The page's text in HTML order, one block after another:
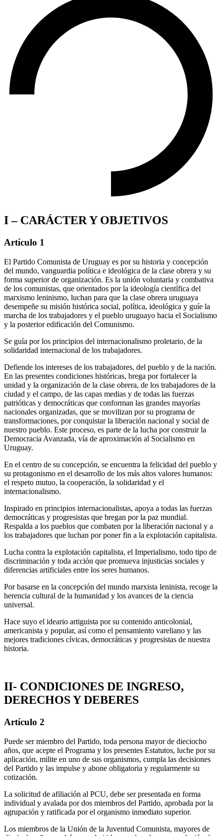
I – CARÁCTER Y OBJETIVOS
Artículo 1
El Partido Comunista de Uruguay es por su historia y concepción
del mundo, vanguardia política e ideológica de la clase obrera y su
forma superior de organización. Es la unión voluntaria y combativa
de los comunistas, que orientados por la ideología científica del
marxismo leninismo, luchan para que la clase obrera uruguaya
desempeñe su misión histórica social, política, ideológica y guíe la
marcha de los trabajadores y el pueblo uruguayo hacia el Socialismo
y la posterior edificación del Comunismo.
Se guía por los principios del internacionalismo proletario, de la
solidaridad internacional de los trabajadores.
Defiende los intereses de los trabajadores, del pueblo y de la nación.
En las presentes condiciones históricas, brega por fortalecer la
unidad y la organización de la clase obrera, de los trabajadores de la
ciudad y el campo, de las capas medias y de todas las fuerzas
patrióticas y democráticas que conforman las grandes mayorías
nacionales organizadas, que se movilizan por su programa de
transformaciones, por conquistar la liberación nacional y social de
nuestro pueblo. Este proceso, es parte de la lucha por construir la
Democracia Avanzada, vía de aproximación al Socialismo en
Uruguay.
En el centro de su concepción, se encuentra la felicidad del pueblo y
su protagonismo en el desarrollo de los más altos valores humanos:
el respeto mutuo, la cooperación, la solidaridad y el
internacionalismo.
Inspirado en principios internacionalistas, apoya a todas las fuerzas
democráticas y progresistas que bregan por la paz mundial.
Respalda a los pueblos que combaten por la liberación nacional y a
los trabajadores que luchan por poner fin a la explotación capitalista.
Lucha contra la explotación capitalista, el Imperialismo, todo tipo de
discriminación y toda acción que promueva injusticias sociales y
diferencias artificiales entre los seres humanos.
Por basarse en la concepción del mundo marxista leninista, recoge la
herencia cultural de la humanidad y los avances de la ciencia
universal.
Hace suyo el ideario artiguista por su contenido anticolonial,
americanista y popular, así como el pensamiento vareliano y las
mejores tradiciones cívicas, democráticas y progresistas de nuestra
historia.
II- CONDICIONES DE INGRESO,
DERECHOS Y DEBERES
Artículo 2
Puede ser miembro del Partido, toda persona mayor de dieciocho
años, que acepte el Programa y los presentes Estatutos, luche por su
aplicación, milite en uno de sus organismos, cumpla las decisiones
del Partido y las impulse y abone obligatoria y regularmente su
cotización.
La solicitud de afiliación al PCU, debe ser presentada en forma
individual y avalada por dos miembros del Partido, aprobada por la
agrupación y ratificada por el organismo inmediato superior.
Los miembros de la Unión de la Juventud Comunista, mayores de